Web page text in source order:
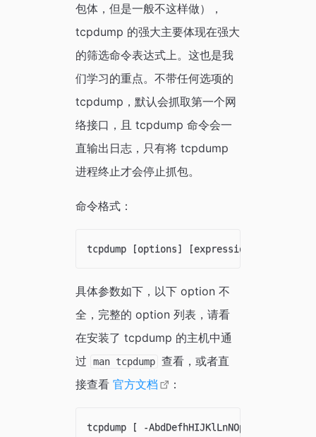
包体，但是一般不这样做），
tcpdump 的强大主要体现在强大
的筛选命令表达式上。这也是我
们学习的重点。不带任何选项的
tcpdump，默认会抓取第一个网
络接口，且 tcpdump 命令会一
直输出日志，只有将 tcpdump
进程终止才会停止抓包。
命令格式：
具体参数如下，以下 option 不
全，完整的 option 列表，请看
在安装了 tcpdump 的主机中通
过
man tcpdump 查看，或者直
接查看 官方文档 ：
tcpdump [ -